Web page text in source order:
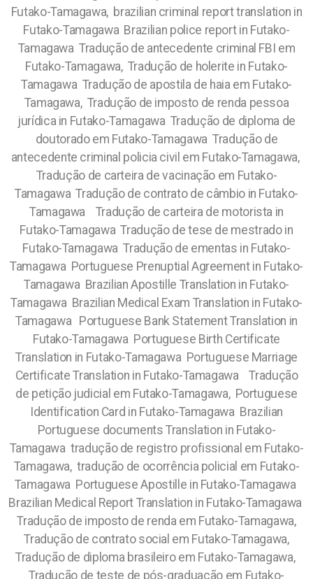
Futako-Tamagawa, brazilian criminal report translation in
Futako-Tamagawa Brazilian police report in Futako-
Tamagawa Tradução de antecedente criminal FBI em
Futako-Tamagawa, Tradução de holerite in Futako-
Tamagawa Tradução de apostila de haia em Futako-
Tamagawa, Tradução de imposto de renda pessoa
jurídica in Futako-Tamagawa Tradução de diploma de
doutorado em Futako-Tamagawa Tradução de
antecedente criminal policia civil em Futako-Tamagawa,
Tradução de carteira de vacinação em Futako-
Tamagawa Tradução de contrato de câmbio in Futako-
Tamagawa Tradução de carteira de motorista in
Futako-Tamagawa Tradução de tese de mestrado in
Futako-Tamagawa Tradução de ementas in Futako-
Tamagawa Portuguese Prenuptial Agreement in Futako-
Tamagawa Brazilian Apostille Translation in Futako-
Tamagawa Brazilian Medical Exam Translation in Futako-
Tamagawa Portuguese Bank Statement Translation in
Futako-Tamagawa Portuguese Birth Certificate
Translation in Futako-Tamagawa Portuguese Marriage
Certificate Translation in Futako-Tamagawa Tradução
de petição judicial em Futako-Tamagawa, Portuguese
Identification Card in Futako-Tamagawa Brazilian
Portuguese documents Translation in Futako-
Tamagawa tradução de registro profissional em Futako-
Tamagawa, tradução de ocorrência policial em Futako-
Tamagawa Portuguese Apostille in Futako-Tamagawa
Brazilian Medical Report Translation in Futako-Tamagawa
Tradução de imposto de renda em Futako-Tamagawa,
Tradução de contrato social em Futako-Tamagawa,
Tradução de diploma brasileiro em Futako-Tamagawa,
Tradução de teste de pós-graduação em Futako-